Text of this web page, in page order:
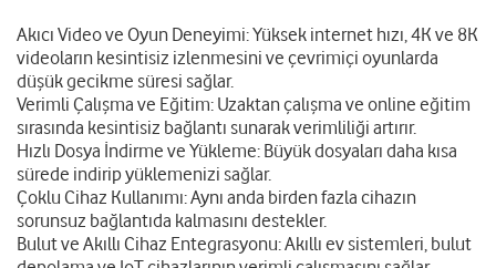
Akıcı Video ve Oyun Deneyimi: Yüksek internet hızı, 4K ve 8K
videoların kesintisiz izlenmesini ve çevrimiçi oyunlarda
düşük gecikme süresi sağlar.
Verimli Çalışma ve Eğitim: Uzaktan çalışma ve online eğitim
sırasında kesintisiz bağlantı sunarak verimliliği artırır.
Hızlı Dosya İndirme ve Yükleme: Büyük dosyaları daha kısa
sürede indirip yüklemenizi sağlar.
Çoklu Cihaz Kullanımı: Aynı anda birden fazla cihazın
sorunsuz bağlantıda kalmasını destekler.
Bulut ve Akıllı Cihaz Entegrasyonu: Akıllı ev sistemleri, bulut